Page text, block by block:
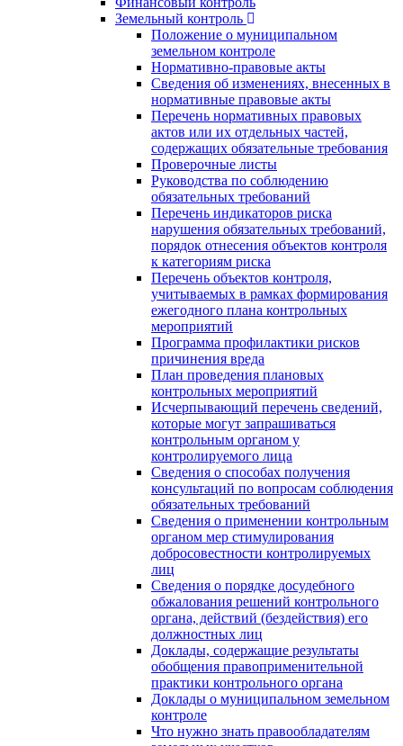
Земельный контроль
Положение о муниципальном
земельном контроле
Нормативно-правовые акты
Сведения об изменениях, внесенных в
нормативные правовые акты
Перечень нормативных правовых
актов или их отдельных частей,
содержащих обязательные требования
Проверочные листы
Руководства по соблюдению
обязательных требований
Перечень индикаторов риска
нарушения обязательных требований,
порядок отнесения объектов контроля
к категориям риска
Перечень объектов контроля,
учитываемых в рамках формирования
ежегодного плана контрольных
мероприятий
Программа профилактики рисков
причинения вреда
План проведения плановых
контрольных мероприятий
Исчерпывающий перечень сведений,
которые могут запрашиваться
контрольным органом у
контролируемого лица
Сведения о способах получения
консультаций по вопросам соблюдения
обязательных требований
Сведения о применении контрольным
органом мер стимулирования
добросовестности контролируемых
лиц
Сведения о порядке досудебного
обжалования решений контрольного
органа, действий (бездействия) его
должностных лиц
Доклады, содержащие результаты
обобщения правоприменительной
практики контрольного органа
Доклады о муниципальном земельном
контроле
Что нужно знать правообладателям